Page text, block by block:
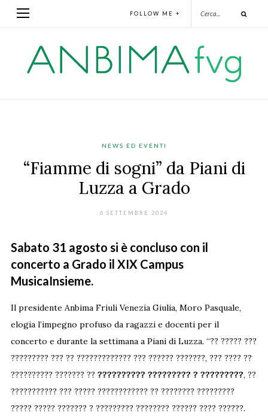
FOLLOW ME +
NEWS ED EVENTI
“Fiamme di sogni” da Piani di
Luzza a Grado
6 SETTEMBRE 2024
Sabato 31 agosto si è concluso con il
concerto a Grado il XIX Campus
MusicaInsieme.
Il presidente Anbima Friuli Venezia Giulia, Moro Pasquale,
elogia l’impegno profuso da ragazzi e docenti per il
concerto e durante la settimana a Piani di Luzza. “?? ????? ???
????????? ??? ?? ????????????? ??? ?????? ???????, ??? ???? ??
?????????? ??????? ?? ?????????? ????????? ? ?????????, ??
??????????? ??? ????? ???????????? ?? ???????? ?????????
????? ????? ??????? ? ????????? ???????? ?????? ???? ??????.